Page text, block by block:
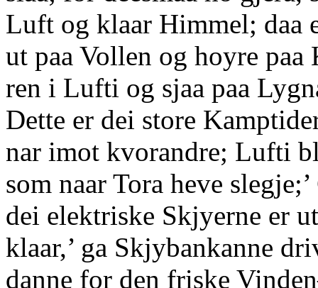
Luft og klaar Himmel; daa
ut paa Vollen og hoyre paa
ren i Lufti og sjaa paa
Dette er dei store
nar imot kvorandre; Lufti
som naar Tora heve
dei elektriske Skjyerne er
klaar,’ ga Skjybankanne
danne for den friske